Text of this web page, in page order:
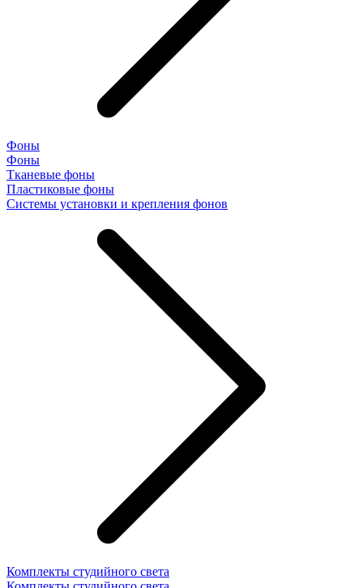
Фоны
Фоны
Тканевые фоны
Пластиковые фоны
Системы установки и крепления фонов
Комплекты студийного света